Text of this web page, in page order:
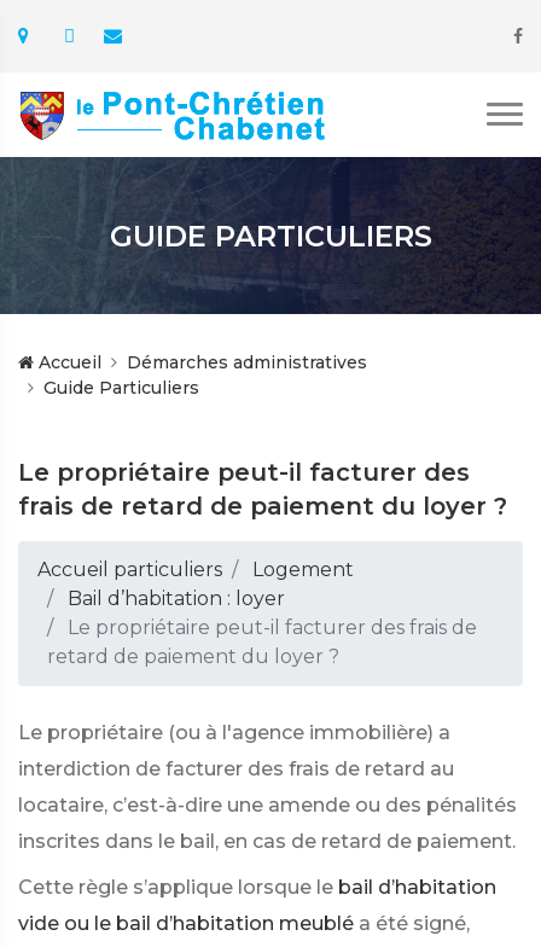
GUIDE PARTICULIERS
Accueil
Démarches administratives
Guide Particuliers
Le propriétaire peut-il facturer des
frais de retard de paiement du loyer ?
Accueil particuliers
Logement
Bail d’habitation : loyer
Le propriétaire peut-il facturer des frais de
retard de paiement du loyer ?
Le propriétaire (ou à l'agence immobilière) a
interdiction de facturer des frais de retard au
locataire, c’est-à-dire une amende ou des pénalités
inscrites dans le bail, en cas de retard de paiement.
Cette règle s’applique lorsque le bail d’habitation
vide ou le bail d’habitation meublé a été signé,